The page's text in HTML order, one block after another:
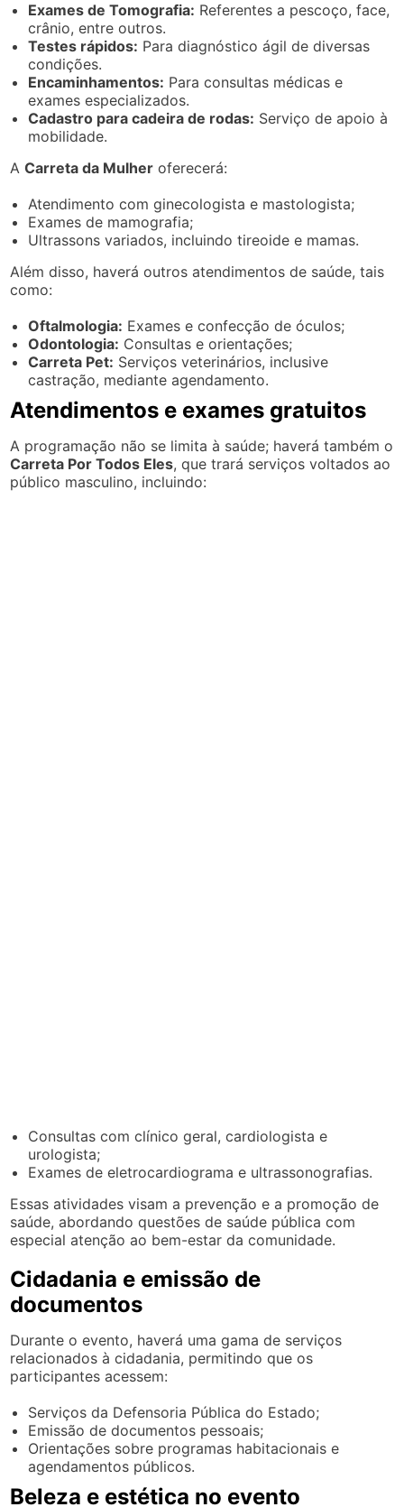
Exames de Tomografia: Referentes a pescoço, face,
crânio, entre outros.
Testes rápidos: Para diagnóstico ágil de diversas
condições.
Encaminhamentos: Para consultas médicas e
exames especializados.
Cadastro para cadeira de rodas: Serviço de apoio à
mobilidade.
ACarreta da Mulher oferecerá:
Atendimento com ginecologista e mastologista;
Exames de mamografia;
Ultrassons variados, incluindo tireoide e mamas.
Além disso, haverá outros atendimentos de saúde, tais
como:
Oftalmologia: Exames e confecção de óculos;
Odontologia: Consultas e orientações;
Carreta Pet: Serviços veterinários, inclusive
castração, mediante agendamento.
Atendimentos e exames gratuitos
A programação não se limita à saúde; haverá também o
Carreta Por Todos Eles, que trará serviços voltados ao
público masculino, incluindo:
Consultas com clínico geral, cardiologista e
urologista;
Exames de eletrocardiograma e ultrassonografias.
Essas atividades visam a prevenção e a promoção de
saúde, abordando questões de saúde pública com
especial atenção ao bem-estar da comunidade.
Cidadania e emissão de
documentos
Durante o evento, haverá uma gama de serviços
relacionados à cidadania, permitindo que os
participantes acessem:
Serviços da Defensoria Pública do Estado;
Emissão de documentos pessoais;
Orientações sobre programas habitacionais e
agendamentos públicos.
Beleza e estética no evento